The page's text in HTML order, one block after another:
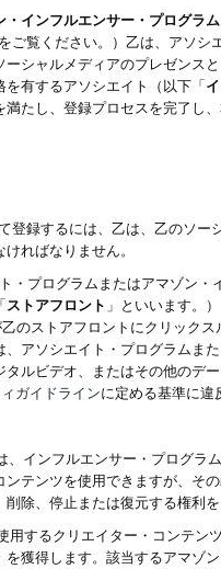
・インフルエンサー・プログラム
ご覧ください。）乙は、アソシ
シャルメディアのプレゼンス
有するアソシエイト（以下「
たし、登録プロセスを完了し、
録するには、乙は、乙のソー
ればなりません。
プログラムまたはアマゾン・
ストアフロント 」といいます。
のストアフロントにクリック
、アソシエイト・プログラム
ルビデオ、またはその他のデ
ガイドラインに定める基準に違
インフルエンサー・プログラ
テンツを使用できますが、そ
除、停止または復元する権利
するクリエイター・コンテン
を獲得します。該当するアマゾ